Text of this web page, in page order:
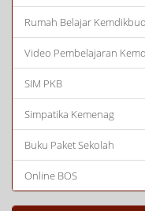
Rumah Belajar Kemdikbud
Video Pembelajaran
SIM PKB
Simpatika Kemenag
Buku Paket Sekolah
Online BOS